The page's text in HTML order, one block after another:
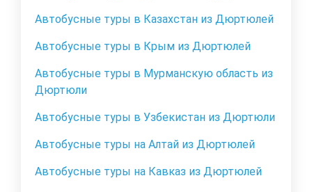
Автобусные туры в Казахстан из Дюртюлей
Автобусные туры в Крым из Дюртюлей
Автобусные туры в Мурманскую область из
Дюртюли
Автобусные туры в Узбекистан из Дюртюли
Автобусные туры на Алтай из Дюртюлей
Автобусные туры на Кавказ из Дюртюлей